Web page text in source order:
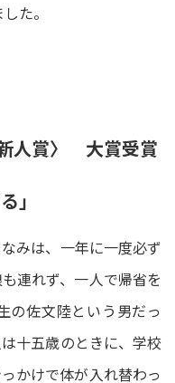
た。
人賞〉 大賞受賞
」
みは、一年に一度必ず
連れず、一人で帰省を
の佐文陸という男だっ
十五歳のときに、学校
かけで体が入れ替わっ